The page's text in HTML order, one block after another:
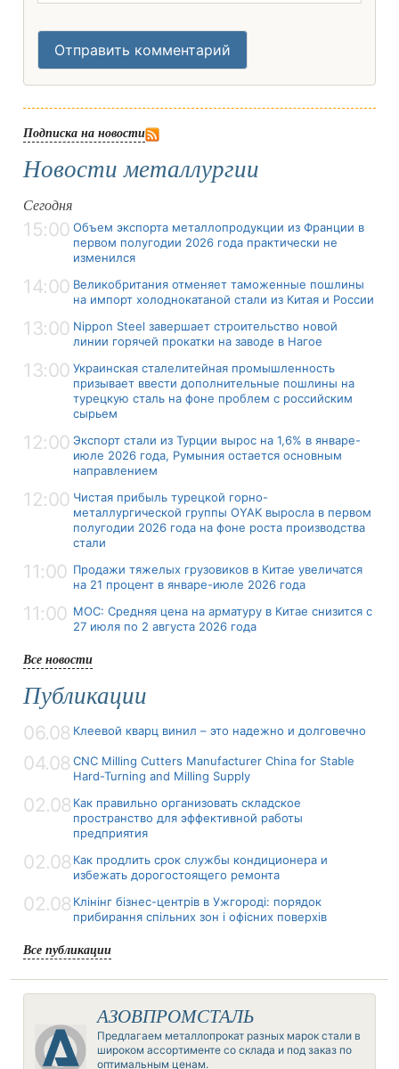
Отправить комментарий
Подписка на новости
Новости металлургии
Сегодня
15:00 Объем экспорта металлопродукции из Франции в
первом полугодии 2026 года практически не
изменился
14:00 Великобритания отменяет таможенные пошлины
на импорт холоднокатаной стали из Китая и России
13:00 Nippon Steel завершает строительство новой
линии горячей прокатки на заводе в Нагое
13:00 Украинская сталелитейная промышленность
призывает ввести дополнительные пошлины на
турецкую сталь на фоне проблем с российским
сырьем
12:00 Экспорт стали из Турции вырос на 1,6% в январе-
июле 2026 года, Румыния остается основным
направлением
12:00 Чистая прибыль турецкой горно-
металлургической группы OYAK выросла в первом
полугодии 2026 года на фоне роста производства
стали
11:00 Продажи тяжелых грузовиков в Китае увеличатся
на 21 процент в январе-июле 2026 года
11:00 MOC: Средняя цена на арматуру в Китае снизится с
27 июля по 2 августа 2026 года
Все новости
Публикации
06.08 Клеевой кварц винил – это надежно и долговечно
04.08 CNC Milling Cutters Manufacturer China for Stable
Hard-Turning and Milling Supply
02.08 Как правильно организовать складское
пространство для эффективной работы
предприятия
02.08 Как продлить срок службы кондиционера и
избежать дорогостоящего ремонта
02.08 Клінінг бізнес-центрів в Ужгороді: порядок
прибирання спільних зон і офісних поверхів
Все публикации
АЗОВПРОМСТАЛЬ
Предлагаем металлопрокат разных марок стали в
широком ассортименте со склада и под заказ по
оптимальным ценам.